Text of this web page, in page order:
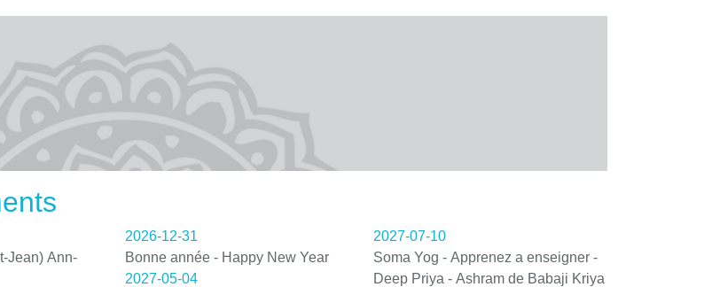
Jean) Ann-
2026-12-31
Bonne année - Happy New Year
2027-05-04
2027-07-10
Soma Yog - Apprenez a enseigner -
Deep Priya - Ashram de Babaji Kriya